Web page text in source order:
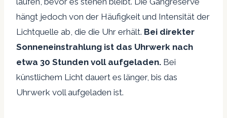
hängt jedoch von der Häufigkeit und Intensität der
Lichtquelle ab, die die Uhr erhält. Bei direkter
Sonneneinstrahlung ist das Uhrwerk nach
etwa 30 Stunden voll aufgeladen. Bei
künstlichem Licht dauert es länger, bis das
Uhrwerk voll aufgeladen ist.